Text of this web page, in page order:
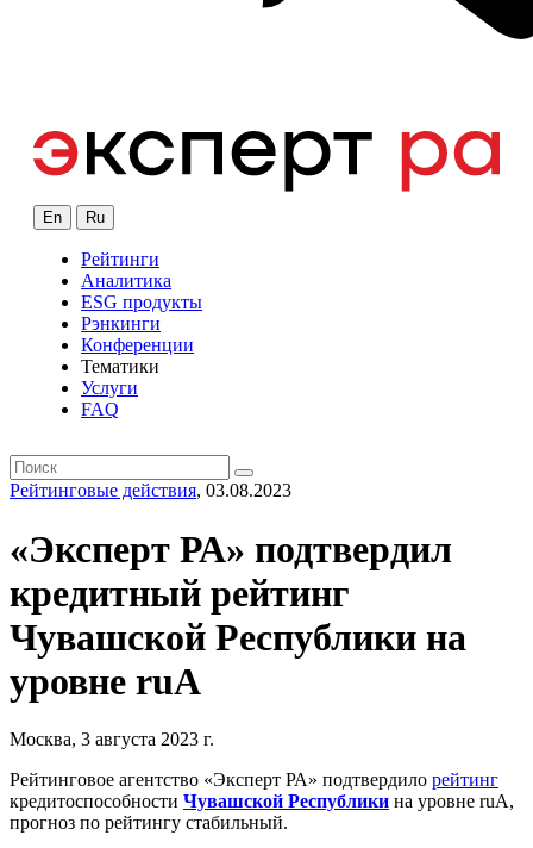
En Ru
Рейтинги
Аналитика
ESG продукты
Рэнкинги
Конференции
Тематики
Услуги
FAQ
Рейтинговые действия, 03.08.2023
«Эксперт РА» подтвердил
кредитный рейтинг
Чувашской Республики на
уровне ruA
Москва, 3 августа 2023 г.
Рейтинговое агентство «Эксперт РА» подтвердило рейтинг
кредитоспособности Чувашской Республики на уровне ruA,
прогноз по рейтингу стабильный.